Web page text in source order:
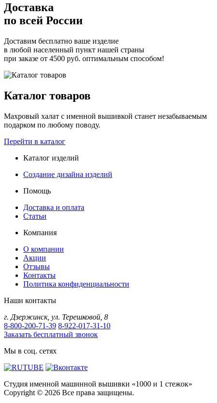
Доставка
по всей России
Доставим бесплатно ваше изделие
в любой населенный пункт нашей страны
при заказе от 4500 руб. оптимальным способом!
Каталог товаров
Махровый халат с именной вышивкой станет незабываемым
подарком по любому поводу.
Перейти в каталог
Каталог изделий
Создание дизайна изделий
Помощь
Доставка и оплата
Статьи
Компания
О компании
Акции
Отзывы
Контакты
Политика конфиденциальности
Наши контакты
г. Дзержинск, ул. Терешковой, 8
8-800-200-71-39 8-922-017-31-10
Заказать бесплатный звонок
Мы в соц. сетях
Студия именной машинной вышивки «1000 и 1 стежок»
Copyright © 2026 Все права защищены.